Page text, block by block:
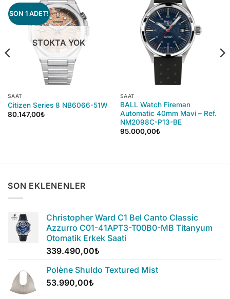
SON 1 ADET!
STOKTA YOK
SAAT
Citizen Series 8 NB6066-51W
80.147,00₺
SAAT
BALL Watch Fireman
Automatic 40mm Mavi – Ref.
NM2098C-P13-BE
95.000,00₺
SON EKLENENLER
Christopher Ward C1 Bel Canto Classic
Azzurro C01-41APT3-T00B0-MB Titanyum
Otomatik Erkek Saati
339.490,00₺
Polène Shuldo Textured Mist
53.990,00₺